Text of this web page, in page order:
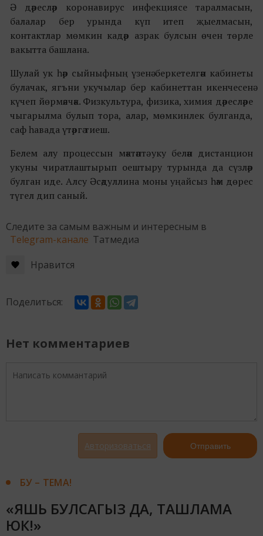
Ә дәресләр коронавирус инфекциясе таралмасын,
балалар бер урында күп итеп җыелмасын,
контактлар мөмкин кадәр азрак булсын өчен төрле
вакытта башлана.
Шулай ук һәр сыйныфның үзенә беркетелгән кабинеты
булачак, ягъни укучылар бер кабинеттан икенчесенә
күчеп йөрмәячәк. Физкультура, физика, химия дәресләре
чыгарылма булып тора, алар, мөмкинлек булганда,
саф һавада үтәргә тиеш.
Белем алу процессын мәктәптә уку белән дистанцион
укуны чиратлаштырып оештыру турында да сүзләр
булган иде. Алсу Әсәдуллина моны уңайсыз һәм дөрес
түгел дип саный.
Следите за самым важным и интересным в
Telegram-канале Татмедиа
Нравится
Поделиться:
Нет комментариев
Авторизоваться Отправить
БУ – ТЕМА!
«ЯШЬ БУЛСАГЫЗ ДА, ТАШЛАМА
ЮК!»